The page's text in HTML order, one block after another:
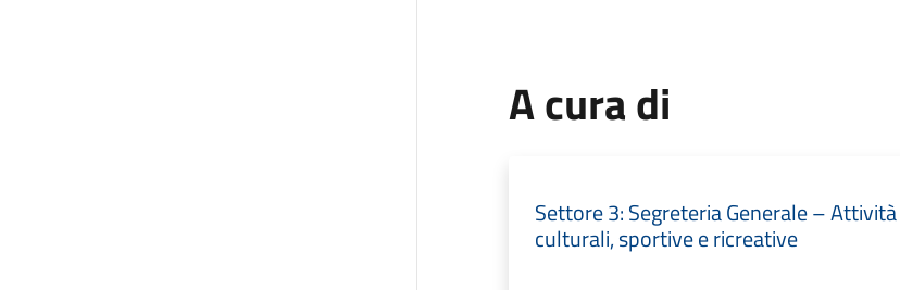
A cura di
Settore 3: Segreteria Generale – Attività
culturali, sportive e ricreative